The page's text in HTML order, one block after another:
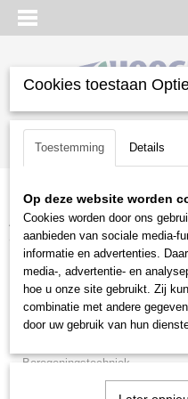
Inloggen Registreren
Home >Gazononderhoud>
Accessoires
Gazononderhoud
Balkmaaiers
Beregeningstechniek
Cookies toestaan
Toestemming Details
Op deze website worden
Cookies worden door ons
aanbieden van sociale media-
informatie en advertenties.
media-, advertentie- en
hoe u onze site gebruikt. Zij
combinatie met andere
door uw gebruik van hun